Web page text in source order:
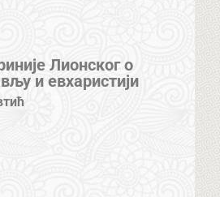
Лионског о
и евхаристији